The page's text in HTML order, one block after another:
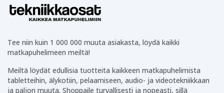
Tee niin kuin 1 000 000 muuta asiakasta, löydä kaikki
matkapuhelimeen meiltä!
Meiltä löydät edullisia tuotteita kaikkeen matkapuhelimista
tabletteihin, älykotiin, pelaamiseen, audio- ja videotekniikkaan
ja paljon muuta. Shoppaile turvallisesti ja nopeasti, sillä